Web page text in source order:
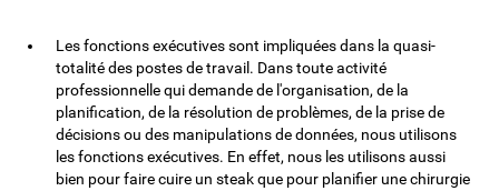
Les fonctions exécutives sont impliquées dans la quasi-
totalité des postes de travail. Dans toute activité
professionnelle qui demande de l'organisation, de la
planification, de la résolution de problèmes, de la prise de
décisions ou des manipulations de données, nous utilisons
les fonctions exécutives. En effet, nous les utilisons aussi
bien pour faire cuire un steak que pour planifier une chirurgie